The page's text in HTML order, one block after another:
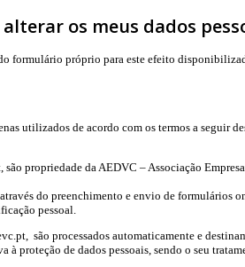
os meus dados
formulário próprio para este efeito
utilizados de acordo com os termos a
propriedade da AEDVC – Associação
do preenchimento e envio de
pessoal.
são processados automaticamente e
proteção de dados pessoais, sendo o seu